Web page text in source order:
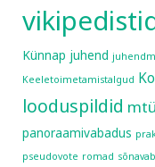
Künnap juhend
Keeletoimetamistalgud
looduspildid
panoraamivabadus
pseudovote romad